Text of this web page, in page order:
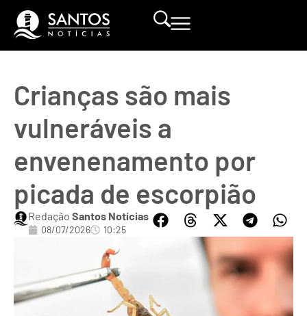
Crianças são mais
vulneráveis a
envenenamento por
picada de escorpião
Redação Santos Notícias
08/07/2026 10:25